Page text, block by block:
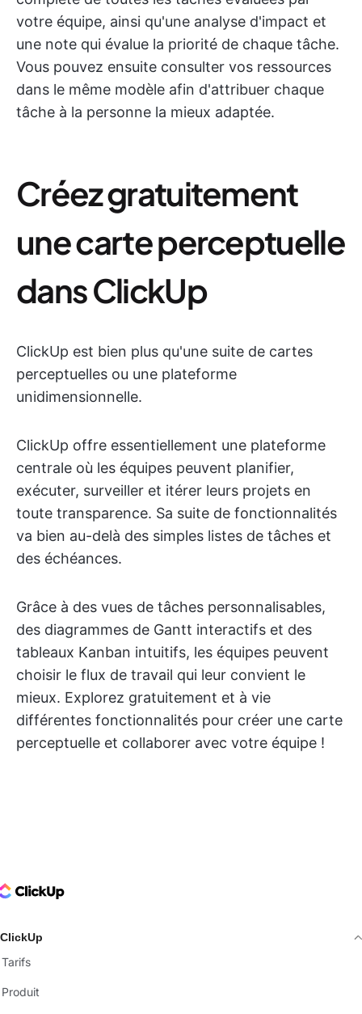
votre équipe, ainsi qu'une analyse d'impact et
une note qui évalue la priorité de chaque tâche.
Vous pouvez ensuite consulter vos ressources
dans le même modèle afin d'attribuer chaque
tâche à la personne la mieux adaptée.
Créez gratuitement
une carte perceptuelle
dans ClickUp
ClickUp est bien plus qu'une suite de cartes
perceptuelles ou une plateforme
unidimensionnelle.
ClickUp offre essentiellement une plateforme
centrale où les équipes peuvent planifier,
exécuter, surveiller et itérer leurs projets en
toute transparence. Sa suite de fonctionnalités
va bien au-delà des simples listes de tâches et
des échéances.
Grâce à des vues de tâches personnalisables,
des diagrammes de Gantt interactifs et des
tableaux Kanban intuitifs, les équipes peuvent
choisir le flux de travail qui leur convient le
mieux. Explorez gratuitement et à vie
différentes fonctionnalités pour créer une carte
perceptuelle et collaborer avec votre équipe !
Logo
ClickUp
Tarifs
Produit